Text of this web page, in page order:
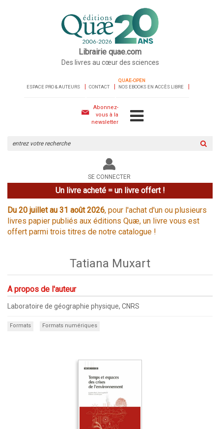
Librairie quae.com
Des livres au cœur des sciences
ESPACE PRO & AUTEURS CONTACT
QUAE-OPEN
NOS EBOOKS EN ACCÈS LIBRE
Abonnez-
vous à la
newsletter
le
site
SE CONNECTER
Un livre acheté = un livre offert !
Du 20 juillet au 31 août 2026, pour l'achat d'un ou plusieurs
livres papier publiés aux éditions Quæ, un livre vous est
offert parmi trois titres de notre catalogue !
Tatiana Muxart
A propos de l'auteur
Laboratoire de géographie physique, CNRS
Formats Formats numériques